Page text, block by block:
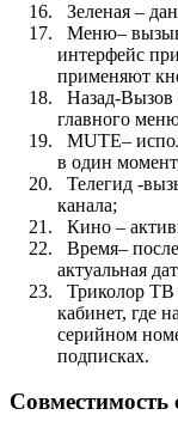
Зеленая –
Меню–
интерфейс
применяют
Назад-Вызов
главного
MUTE–
в один
Телегид -
канала;
Кино –
Время–
актуальная
Триколор ТВ
кабинет, где
серийном
подписках.